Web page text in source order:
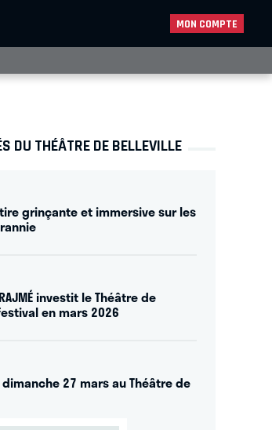
MON COMPTE
DU THÉÂTRE DE BELLEVILLE
grinçante et immersive sur les
investit le Théâtre de
en mars 2026
dimanche 27 mars au Théâtre de